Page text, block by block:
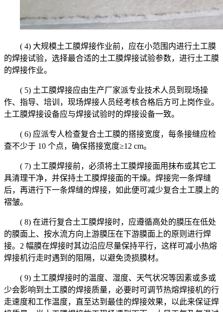
( 4) 大规模土工膜焊接作业前，应在小范围内进行土工膜
的焊接试验，选择最合适的土工膜焊接试验参数，进行土工膜
的焊接作业。
( 5) 土工膜焊接应由生产厂家派专业技术人员到现场操
作、指导、培训，现场焊接人员经考核合格后方可上岗作业。
土工膜焊接设备应与焊接试验时的焊接设备一致。
( 6) 应派专人检查复合土工膜的搭接宽度，每条接缝应检
查不少于 10 个点，确保搭接宽度≥12 cm。
( 7) 土工膜焊接前，必须将土工膜焊接面用抹布或其它工
具清理干净，并保持土工膜焊接面的干燥。焊接完一条焊缝
后，再进行下一条焊缝的焊接，如此便可减少复合土工膜上的
褶皱。
( 8) 在进行复合土工膜焊接时，应遵循高处的膜压在低处
的膜面上、按水流方向上游膜压在下游膜面上的原则进行焊
接。2 幅膜在焊接时其边沿应尽量保持平行，这样可减小热熔
焊接机行走时遇到的阻隔，以避免烫损膜材。
( 9) 土工膜焊接时的温度、湿度、天气状况等因素或多或
少会影响到土工膜的焊接质量，必要时可调节热熔焊接机的行
走速度和工作温度，直至达到最佳的焊接效果，以此来保证焊